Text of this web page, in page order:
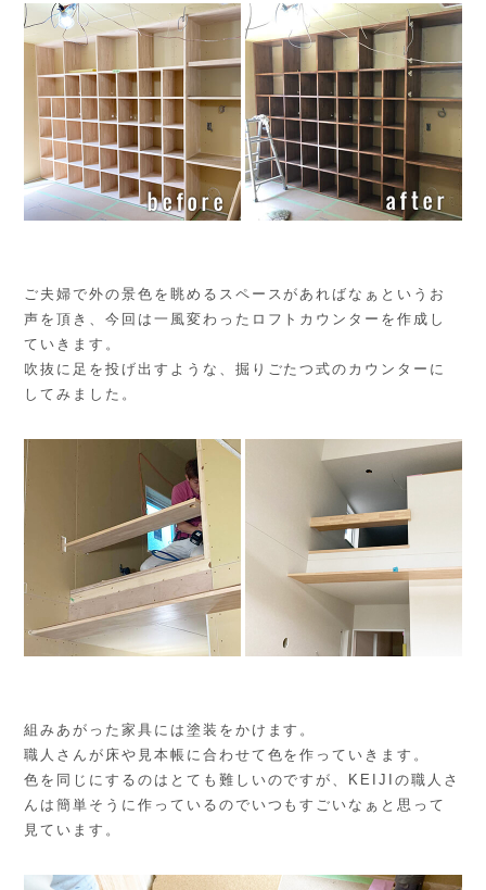
ご夫婦で外の景色を眺めるスペースがあればなぁというお
声を頂き、今回は一風変わったロフトカウンターを作成し
ていきます。
吹抜に足を投げ出すような、掘りごたつ式のカウンターに
してみました。
組みあがった家具には塗装をかけます。
職人さんが床や見本帳に合わせて色を作っていきます。
色を同じにするのはとても難しいのですが、KEIJIの職人さ
んは簡単そうに作っているのでいつもすごいなぁと思って
見ています。